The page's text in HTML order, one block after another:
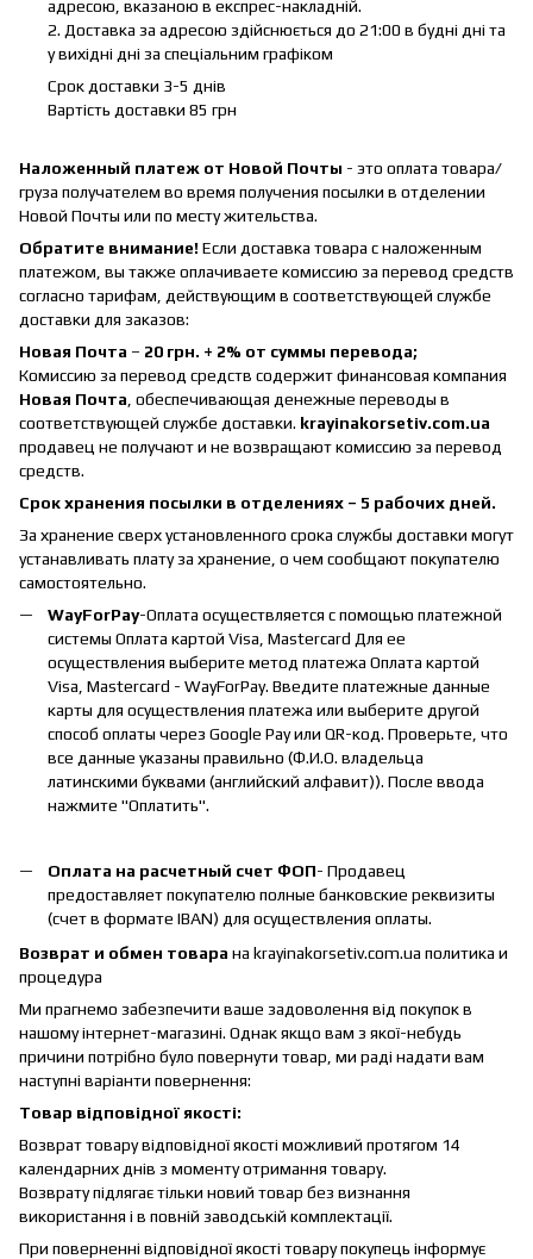
адресою, вказаною в експрес-накладній.
2. Доставка за адресою здійснюється до 21:00 в будні дні та
у вихідні дні за спеціальним графіком
Срок доставки 3-5 днів
Вартість доставки 85 грн
Наложенный платеж от Новой Почты - это оплата товара/
груза получателем во время получения посылки в отделении
Новой Почты или по месту жительства.
Обратите внимание!Если доставка товара с наложенным
платежом, вы также оплачиваете комиссию за перевод средств
согласно тарифам, действующим в соответствующей службе
доставки для заказов:
Новая Почта – 20 грн. + 2% от суммы перевода;
Комиссию за перевод средств содержит финансовая компания
Новая Почта , обеспечивающая денежные переводы в
соответствующей службе доставки. krayinakorsetiv.com.ua
продавец не получают и не возвращают комиссию за перевод
средств.
Срок хранения посылки в отделениях – 5 рабочих дней.
За хранение сверх установленного срока службы доставки могут
устанавливать плату за хранение, о чем сообщают покупателю
самостоятельно.
WayForPay-Оплата осуществляется с помощью платежной
системы Оплата картой Visa, Mastercard Для ее
осуществления выберите метод платежа Оплата картой
Visa, Mastercard - WayForPay. Введите платежные данные
карты для осуществления платежа или выберите другой
способ оплаты через Google Pay или QR-код. Проверьте, что
все данные указаны правильно (Ф.И.О. владельца
латинскими буквами (английский алфавит)). После ввода
нажмите "Оплатить".
Оплата на расчетный счет ФОП- Продавец
предоставляет покупателю полные банковские реквизиты
(счет в формате IBAN) для осуществления оплаты.
Возврат и обмен товара на krayinakorsetiv.com.ua политика и
процедура
Ми прагнемо забезпечити ваше задоволення від покупок в
нашому інтернет-магазині. Однак якщо вам з якої-небудь
причини потрібно було повернути товар, ми раді надати вам
наступні варіанти повернення:
Товар відповідної якості:
Возврат товару відповідної якості можливий протягом 14
календарних днів з моменту отримання товару.
Возврату підлягає тільки новий товар без визнання
використання і в повній заводській комплектації.
При поверненні відповідної якості товару покупець інформує